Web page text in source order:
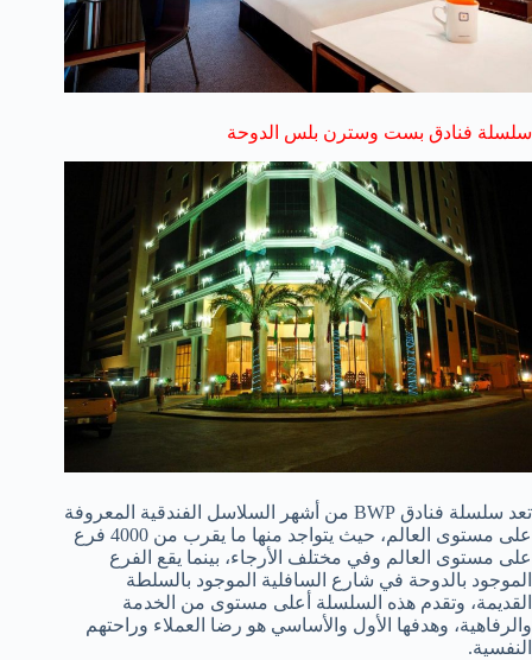
سلسلة فنادق بست وسترن بلس الدوحة
تعد سلسلة فنادق BWP من أشهر السلاسل الفندقية المعروفة
على مستوى العالم، حيث يتواجد منها ما يقرب من 4000 فرع
على مستوى العالم وفي مختلف الأرجاء، بينما يقع الفرع
الموجود بالدوحة في شارع السافلية الموجود بالسلطة
القديمة، وتقدم هذه السلسلة أعلى مستوى من الخدمة
والرفاهية، وهدفها الأول والأساسي هو رضا العملاء وراحتهم
النفسية.